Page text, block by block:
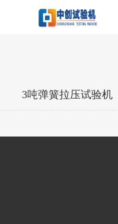
3吨弹簧拉压试验机